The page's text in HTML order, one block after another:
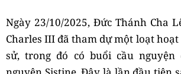
Ngày 23/10/2025, Đức Thánh Cha
Charles III đã tham dự một loạt
sử, trong đó có buổi cầu